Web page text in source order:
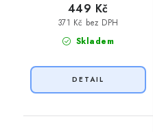
Skladem
371 Kč bez DPH
449 Kč